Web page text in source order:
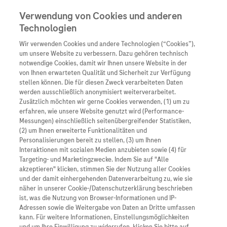
Unternehmen
Übersicht
Wer wir sind
Was uns antreibt
Unsere Standorte
Roche Stories
Events
Innovation
Übersicht
Forschung
Personalisierte
Digitalisierung
Blog Zukunftslabor
Übersicht
Unser Service für
Informationen zu
Diagnostik ist
Klinische Studien
Arzneimittel
Übersicht
Arzneimittel A-Z
Roche Pipeline
Roche Fachportal
Diagnostik
Kontakt
Presse
Karriere
P ersonalisiert, individuell, zielgerichtet und
Verwendung von Cookies und anderen
Technologien
Wir verwenden Cookies und andere Technologien (“Cookies”),
um unsere Website zu verbessern. Dazu gehören technisch
notwendige Cookies, damit wir Ihnen unsere Website in der
von Ihnen erwarteten Qualität und Sicherheit zur Verfügung
stellen können. Die für diesen Zweck verarbeiteten Daten
werden ausschließlich anonymisiert weiterverarbeitet.
Zusätzlich möchten wir gerne Cookies verwenden, (1) um zu
erfahren, wie unsere Website genutzt wird (Performance-
Messungen) einschließlich seitenübergreifender Statistiken,
(2) um Ihnen erweiterte Funktionalitäten und
Personalisierungen bereit zu stellen, (3) um Ihnen
Interaktionen mit sozialen Medien anzubieten sowie (4) für
Targeting- und Marketingzwecke. Indem Sie auf "Alle
akzeptieren" klicken, stimmen Sie der Nutzung aller Cookies
und der damit einhergehenden Datenverarbeitung zu, wie sie
näher in unserer Cookie-/Datenschutzerklärung beschrieben
ist, was die Nutzung von Browser-Informationen und IP-
Adressen sowie die Weitergabe von Daten an Dritte umfassen
kann. Für weitere Informationen, Einstellungsmöglichkeiten